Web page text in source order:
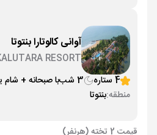
آوانی کالوتارا بنتوتا
RESORT
4 ستاره
3 شب با صبحانه + شام
منطقه:بنتوتا
قیمت 2 تخته (هرنفر)